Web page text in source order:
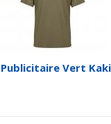
Vert